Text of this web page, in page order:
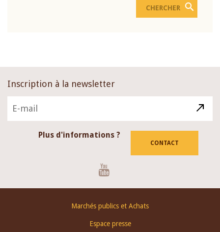
Inscription à la newsletter
Plus d'informations ?
CONTACT
Marchés publics et Achats
Espace presse